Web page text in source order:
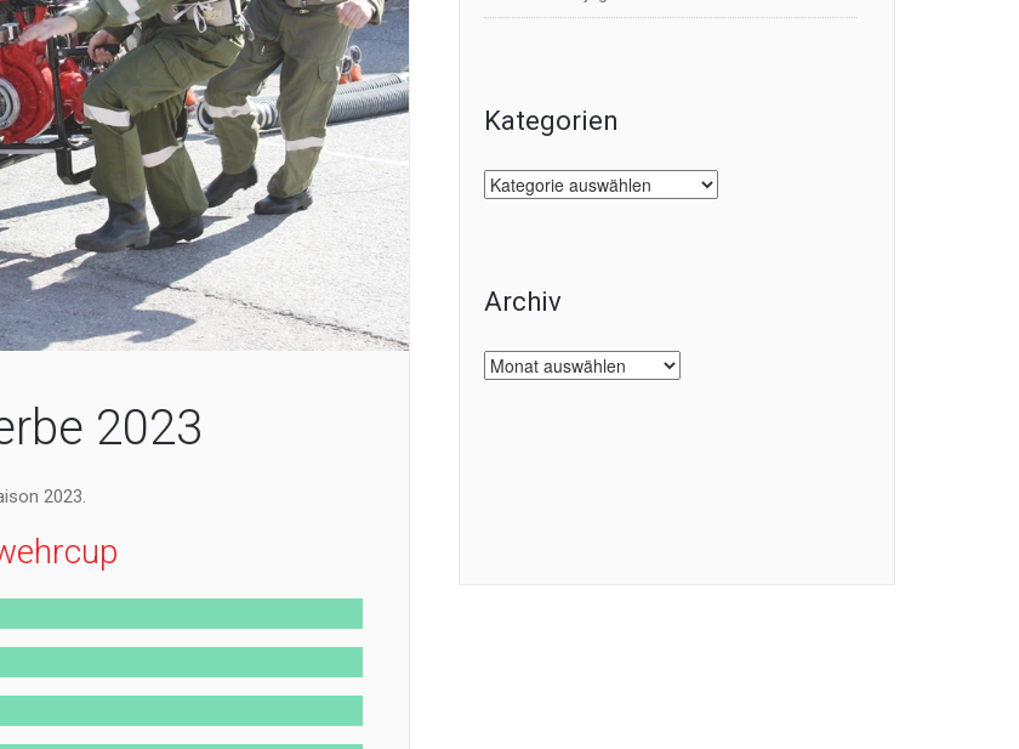
2023
2023.
Kategorien
Kategorien
Archiv
Archiv